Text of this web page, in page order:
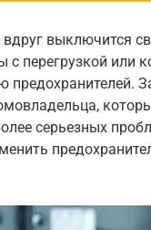
выключится
с перегрузкой или
предохранителей.
серьезных